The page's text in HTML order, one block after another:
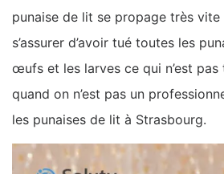
punaise de lit se propage très
s’assurer d’avoir tué toutes les
œufs et les larves ce qui n’est
quand on n’est pas un
les punaises de lit à Strasbourg.